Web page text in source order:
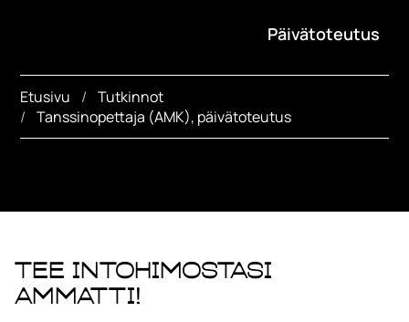
Päivätoteutus
Etusivu
Tutkinnot
Tanssinopettaja (AMK), päivätoteutus
Tee intohimostasi
ammatti!